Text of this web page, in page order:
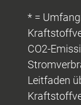
* =
CO2-
Leitfaden